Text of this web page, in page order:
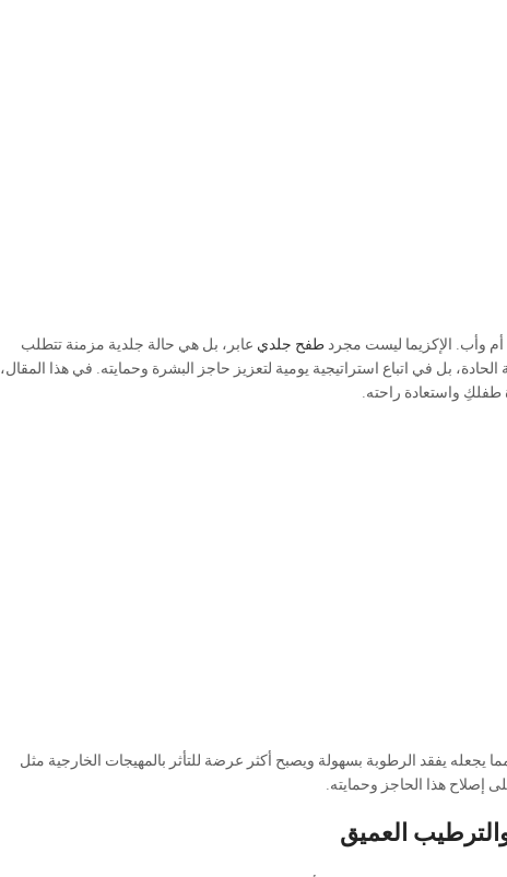
وأب. الإكزيما ليست مجرد طفح جلدي عابر، بل هي حالة جلدية مزمنة تتطلب
بل في اتباع استراتيجية يومية لتعزيز حاجز البشرة وحمايته. في هذا المقال،
واستعادة راحته.
يفقد الرطوبة بسهولة ويصبح أكثر عرضة للتأثر بالمهيجات الخارجية مثل
إصلاح هذا الحاجز وحمايته.
العميق